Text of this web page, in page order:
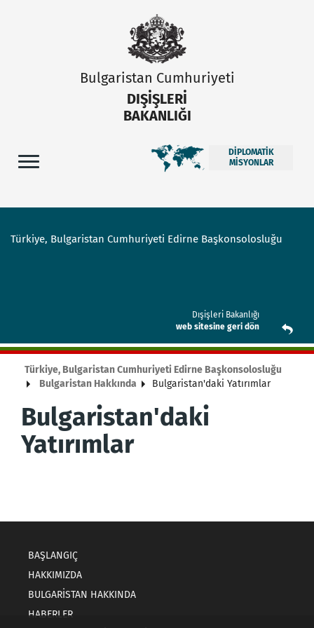
Bulgaristan Cumhuriyeti
DIŞIŞLERI
BAKANLIĞI
DIPLOMATIK
MISYONLAR
Türkiye, Bulgaristan Cumhuriyeti Edirne Başkonsolosluğu
Dışişleri Bakanlığı
web sitesine geri dön
Türkiye, Bulgaristan Cumhuriyeti Edirne Başkonsolosluğu
Bulgaristan Hakkında
Bulgaristan'daki Yatırımlar
Bulgaristan'daki
Yatırımlar
BAŞLANGIÇ
HAKKIMIZDA
BULGARISTAN HAKKINDA
HABERLER